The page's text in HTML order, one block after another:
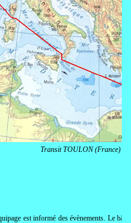
Transit TOULON (France) -
est informé des évènements. Le